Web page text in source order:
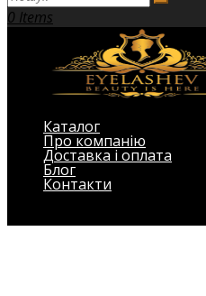
0 Items
Каталог
Про компанію
Доставка і оплата
Блог
Контакти